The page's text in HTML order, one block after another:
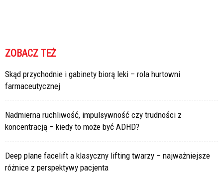
ZOBACZ TEŻ
Skąd przychodnie i gabinety biorą leki – rola hurtowni
farmaceutycznej
Nadmierna ruchliwość, impulsywność czy trudności z
koncentracją – kiedy to może być ADHD?
Deep plane facelift a klasyczny lifting twarzy – najważniejsze
różnice z perspektywy pacjenta